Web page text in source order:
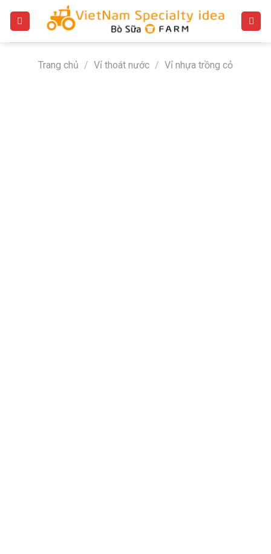
Trang chủ / Vỉ thoát nước / Vỉ nhựa trồng cỏ